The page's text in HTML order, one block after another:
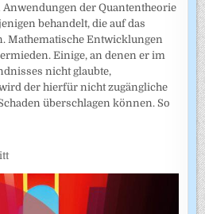
der Quantentheorie
behandelt, die auf das
Mathematische Entwicklungen
Einige, an denen er im
nicht glaubte,
der hierfür nicht zugängliche
überschlagen können. So